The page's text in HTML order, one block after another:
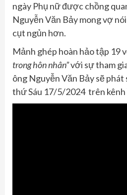
ngày Phụ nữ được chồng
Nguyễn Văn Bảy mong vợ
cụt ngủn hơn.
Mảnh ghép hoàn hảo tập 19
trong hôn nhân”với sự tham
ông Nguyễn Văn Bảy sẽ phát
thứ Sáu 17/5/2024 trên kênh